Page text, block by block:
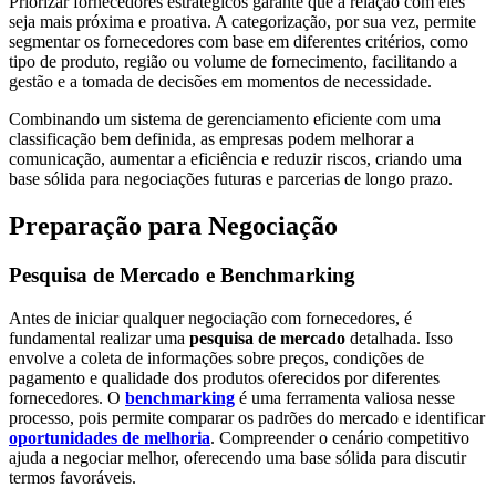
seja mais próxima e proativa. A categorização, por sua vez, permite
segmentar os fornecedores com base em diferentes critérios, como
tipo de produto, região ou volume de fornecimento, facilitando a
gestão e a tomada de decisões em momentos de necessidade.
Combinando um sistema de gerenciamento eficiente com uma
classificação bem definida, as empresas podem melhorar a
comunicação, aumentar a eficiência e reduzir riscos, criando uma
base sólida para negociações futuras e parcerias de longo prazo.
Preparação para Negociação
Pesquisa de Mercado e Benchmarking
Antes de iniciar qualquer negociação com fornecedores, é
fundamental realizar uma pesquisa de mercado detalhada. Isso
envolve a coleta de informações sobre preços, condições de
pagamento e qualidade dos produtos oferecidos por diferentes
fornecedores. O benchmarking é uma ferramenta valiosa nesse
processo, pois permite comparar os padrões do mercado e identificar
oportunidades de melhoria. Compreender o cenário competitivo
ajuda a negociar melhor, oferecendo uma base sólida para discutir
termos favoráveis.